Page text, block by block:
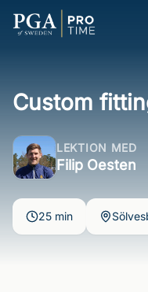
Custom
LEKTION MED
Filip Oesten
25 min